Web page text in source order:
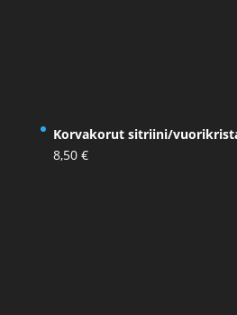
Korvakorut sitriini/
8,50 €